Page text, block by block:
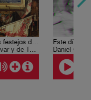
1910: Los festejos del Centenario
Rafael Tovar y de Teresa
Daniel Cazés